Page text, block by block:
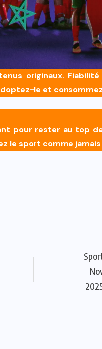
originaux.
le et
pour rester au top
le sport comme